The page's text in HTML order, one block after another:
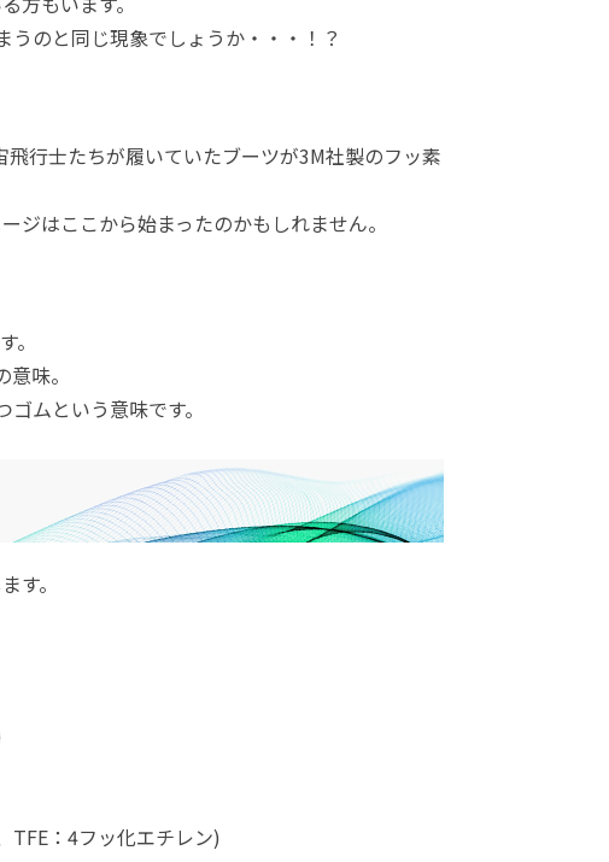
のと同じ現象でしょうか・・・！？
行士たちが履いていたブーツが3M社製のフッ素
ジはここから始まったのかもしれません。
。
味。
ムという意味です。
す。
TFE：4フッ化エチレン)